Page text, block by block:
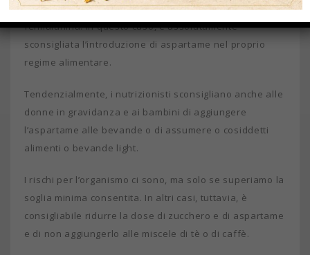
non consente al metabolismo di elaborar la
fenilalanina. In questo caso, è assolutamente
sconsigliata l’introduzione di aspartame nel proprio
regime alimentare.
Tendenzialmente, i nutrizionisti sconsigliano anche alle
donne in gravidanza e ai bambini di aggiungere
l’aspartame alle bevande o di assumere o cosiddetti
alimenti o bevande light.
I rischi per l’organismo ci sono, ma solo se superiamo la
soglia minima consentita. In altri casi, tuttavia, è
consigliabile ridurre la dose di zucchero e di aspartame
e di non aggiungerlo alle miscele di tè o di caffè.